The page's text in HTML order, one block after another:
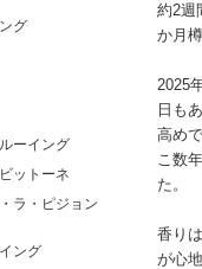
約2週
か月
2025
日も
高め
こ数
た。
香り
が心
グ
ーイング
ットーネ
ラ・ピジョン
ング